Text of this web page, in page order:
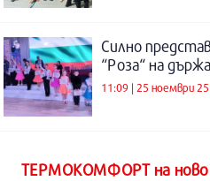
Силно
“Роза“ на
11:09 | 25 ноември 25
ТЕРМОКОМФОРТ на